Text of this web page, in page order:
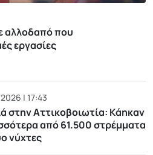
αλλοδαπό που
εργασίες
| 17:43
στην Αττικοβοιωτία: Kάηκαν
από 61.500 στρέμματα
νύχτες